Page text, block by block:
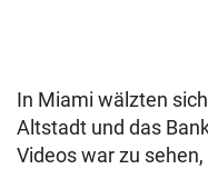
In Miami wälzten
Altstadt und das
Videos war zu